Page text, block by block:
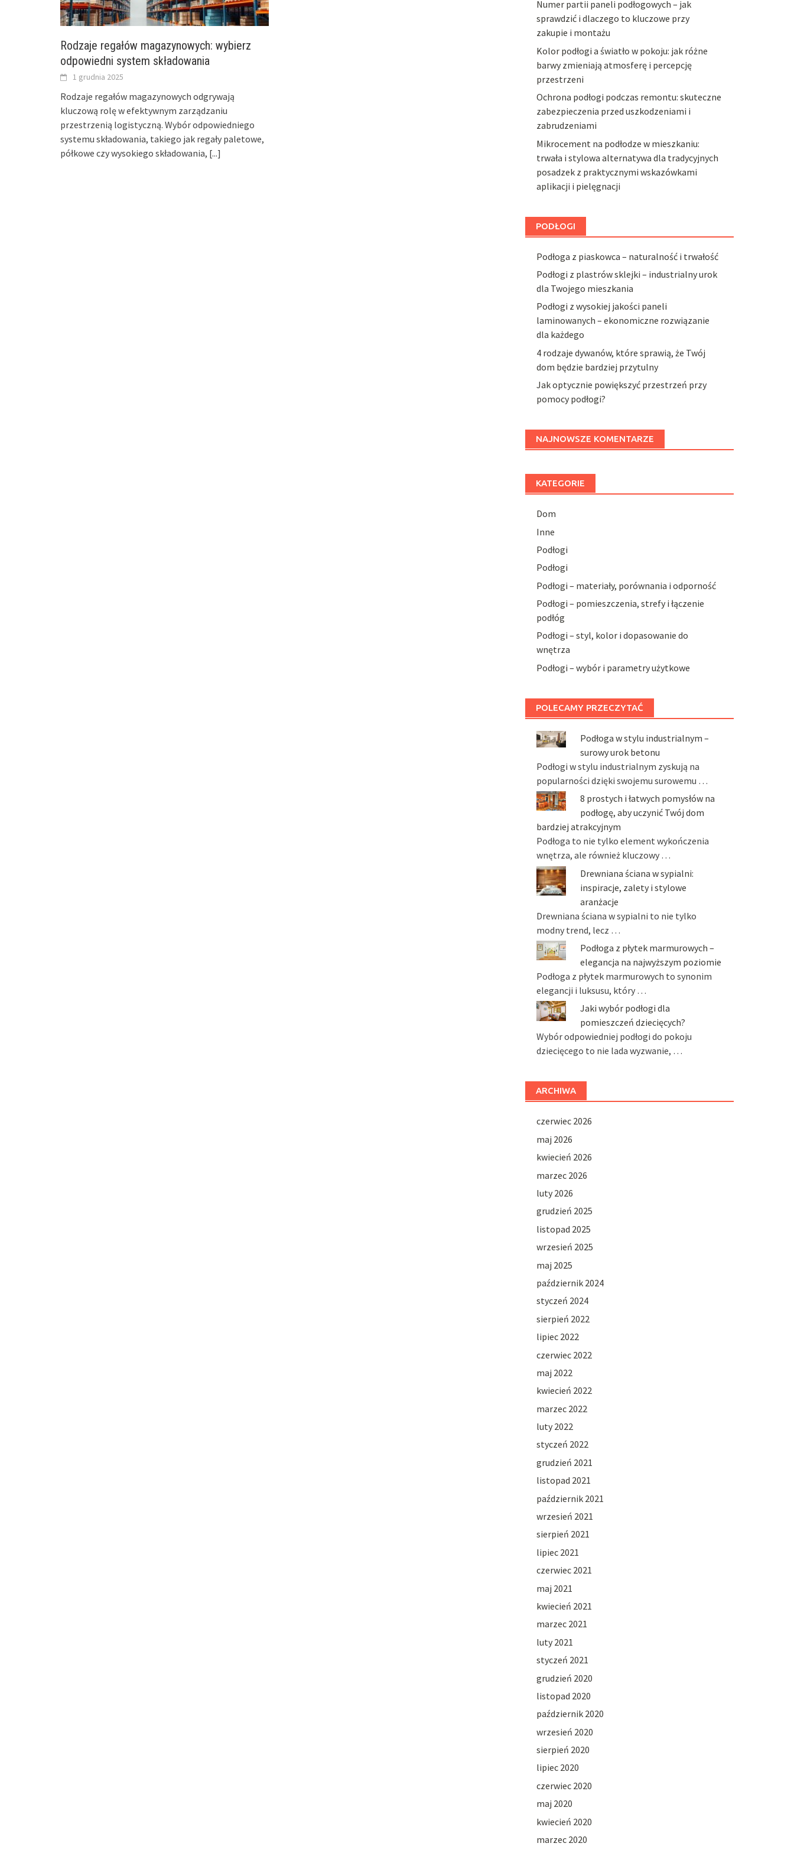
Rodzaje regałów magazynowych: wybierz
odpowiedni system składowania
1 grudnia 2025
Rodzaje regałów magazynowych odgrywają
kluczową rolę w efektywnym zarządzaniu
przestrzenią logistyczną. Wybór odpowiedniego
systemu składowania, takiego jak regały paletowe,
półkowe czy wysokiego składowania, [...]
Numer partii paneli podłogowych – jak
sprawdzić i dlaczego to kluczowe przy
zakupie i montażu
Kolor podłogi a światło w pokoju: jak różne
barwy zmieniają atmosferę i percepcję
przestrzeni
Ochrona podłogi podczas remontu: skuteczne
zabezpieczenia przed uszkodzeniami i
zabrudzeniami
Mikrocement na podłodze w mieszkaniu:
trwała i stylowa alternatywa dla tradycyjnych
posadzek z praktycznymi wskazówkami
aplikacji i pielęgnacji
PODŁOGI
Podłoga z piaskowca – naturalność i trwałość
Podłogi z plastrów sklejki – industrialny urok
dla Twojego mieszkania
Podłogi z wysokiej jakości paneli
laminowanych – ekonomiczne rozwiązanie
dla każdego
4 rodzaje dywanów, które sprawią, że Twój
dom będzie bardziej przytulny
Jak optycznie powiększyć przestrzeń przy
pomocy podłogi?
NAJNOWSZE KOMENTARZE
KATEGORIE
Dom
Inne
Podłogi
Podłogi
Podłogi – materiały, porównania i odporność
Podłogi – pomieszczenia, strefy i łączenie
podłóg
Podłogi – styl, kolor i dopasowanie do
wnętrza
Podłogi – wybór i parametry użytkowe
POLECAMY PRZECZYTAĆ
Podłoga w stylu industrialnym –
surowy urok betonu
Podłogi w stylu industrialnym zyskują na
popularności dzięki swojemu surowemu …
8 prostych i łatwych pomysłów na
podłogę, aby uczynić Twój dom
bardziej atrakcyjnym
Podłoga to nie tylko element wykończenia
wnętrza, ale również kluczowy …
Drewniana ściana w sypialni:
inspiracje, zalety i stylowe
aranżacje
Drewniana ściana w sypialni to nie tylko
modny trend, lecz …
Podłoga z płytek marmurowych –
elegancja na najwyższym poziomie
Podłoga z płytek marmurowych to synonim
elegancji i luksusu, który …
Jaki wybór podłogi dla
pomieszczeń dziecięcych?
Wybór odpowiedniej podłogi do pokoju
dziecięcego to nie lada wyzwanie, …
ARCHIWA
czerwiec 2026
maj 2026
kwiecień 2026
marzec 2026
luty 2026
grudzień 2025
listopad 2025
wrzesień 2025
maj 2025
październik 2024
styczeń 2024
sierpień 2022
lipiec 2022
czerwiec 2022
maj 2022
kwiecień 2022
marzec 2022
luty 2022
styczeń 2022
grudzień 2021
listopad 2021
październik 2021
wrzesień 2021
sierpień 2021
lipiec 2021
czerwiec 2021
maj 2021
kwiecień 2021
marzec 2021
luty 2021
styczeń 2021
grudzień 2020
listopad 2020
październik 2020
wrzesień 2020
sierpień 2020
lipiec 2020
czerwiec 2020
maj 2020
kwiecień 2020
marzec 2020